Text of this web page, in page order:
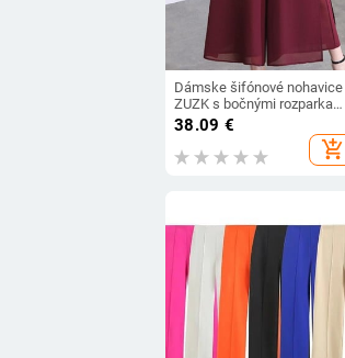
Dámske šifónové nohavice
ZUZK s bočnými rozparkami,
letné tenké elastické pásy,
široké nohavice, elegantné
nohavice s nízkym výstrihom
v čínskom štýle s deviatimi
38.09 €
add_shopping_cart